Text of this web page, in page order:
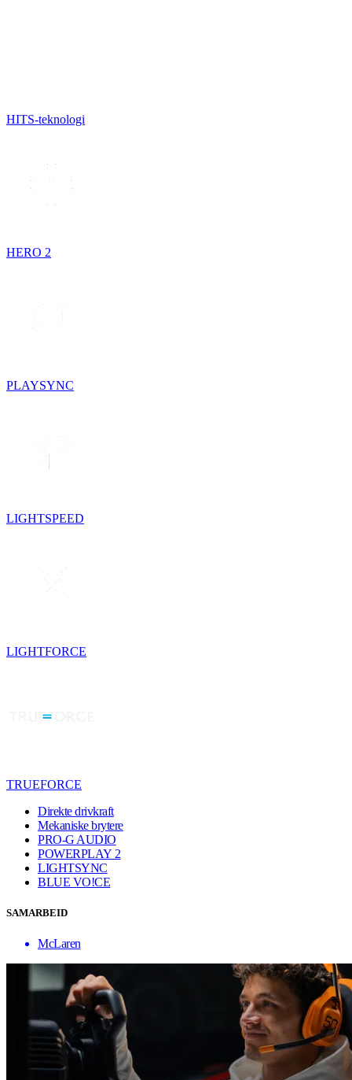
HITS-teknologi
HERO 2
PLAYSYNC
LIGHTSPEED
LIGHTFORCE
TRUEFORCE
Direkte drivkraft
Mekaniske brytere
PRO-G AUDIO
POWERPLAY 2
LIGHTSYNC
BLUE VO!CE
SAMARBEID
McLaren